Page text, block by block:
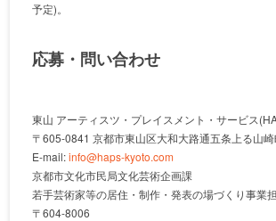
予定)。
応募・問い合わせ
東山 アーティスツ・プレイスメント・サービス
〒605-0841 京都市東山区大和大路通五条上る山
E-mail:info@haps-kyoto.com
京都市文化市民局文化芸術企画課
若手芸術家等の居住・制作・発表の場づくり事業
〒604-8006